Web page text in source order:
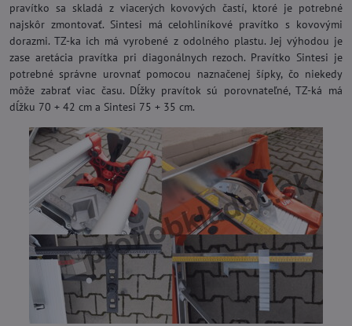
pravítko sa skladá z viacerých kovových častí, ktoré je potrebné
najskôr zmontovať. Sintesi má celohliníkové pravítko s kovovými
dorazmi. TZ-ka ich má vyrobené z odolného plastu. Jej výhodou je
zase aretácia pravítka pri diagonálnych rezoch. Pravítko Sintesi je
potrebné správne urovnať pomocou naznačenej šípky, čo niekedy
môže zabrať viac času. Dĺžky pravítok sú porovnateľné, TZ-ká má
dĺžku 70 + 42 cm a Sintesi 75 + 35 cm.